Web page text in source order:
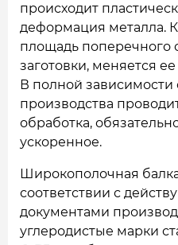
происходит
деформация металла.
площадь поперечного
заготовки, меняется
В полной
производства
обработка,
ускоренное.
Широкополочная
соответствии с
документами
углеродистые марки